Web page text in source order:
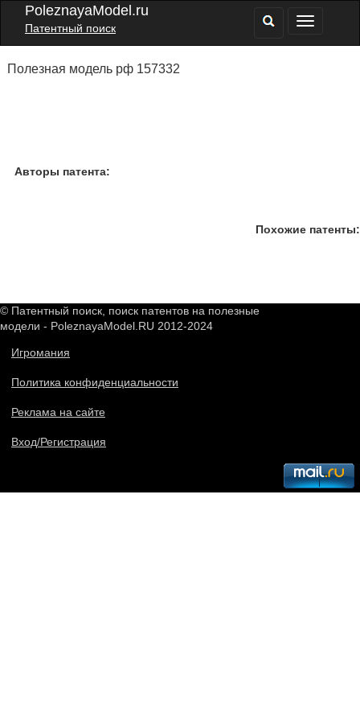
PoleznayaModel.ru
Патентный поиск
Полезная модель рф 157332
Авторы патента:
Похожие патенты:
© Патентный поиск, поиск патентов на полезные
модели - PoleznayaModel.RU 2012-2024
Игромания
Политика конфиденциальности
Реклама на сайте
Вход/Регистрация